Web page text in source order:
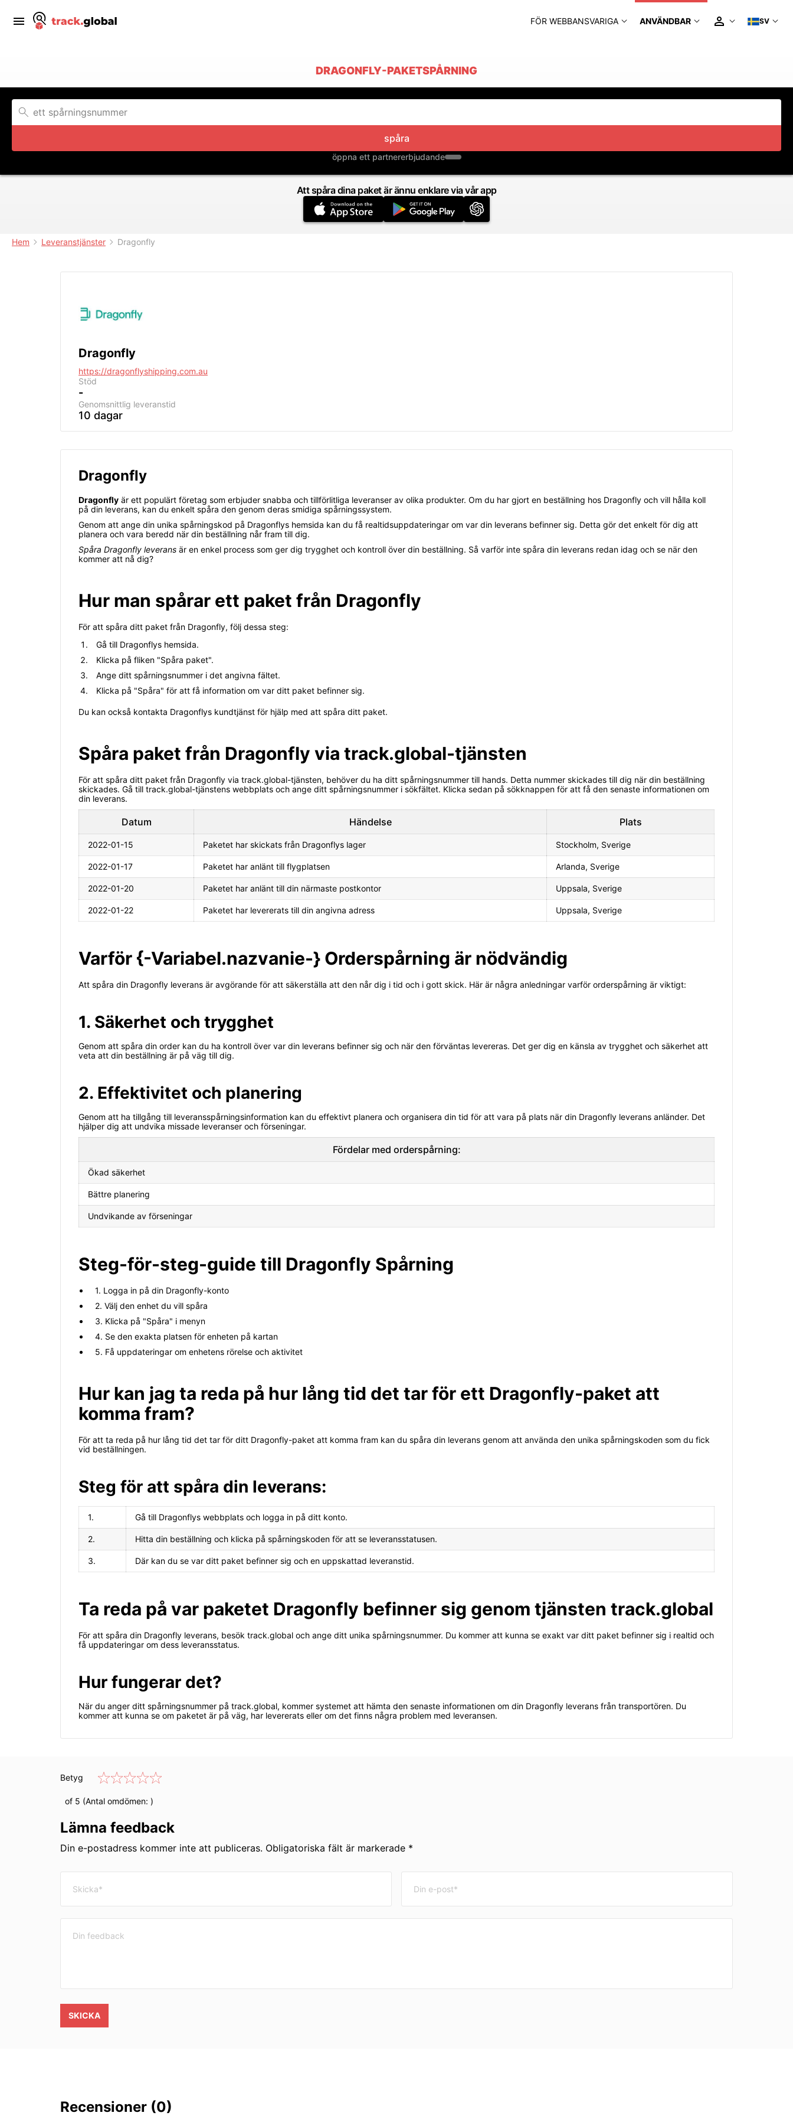
FÖR WEBBANSVARIGA ANVÄNDBAR SV
DRAGONFLY-PAKETSPÅRNING
spåra
öppna ett partnererbjudande
Att spåra dina paket är ännu enklare via vår app
Hem Leveranstjänster Dragonfly
Dragonfly
https://dragonflyshipping.com.au
Stöd
-
Genomsnittlig leveranstid
10 dagar
Dragonfly
Dragonfly är ett populärt företag som erbjuder snabba och tillförlitliga leveranser av olika produkter. Om du har gjort en beställning hos Dragonfly och vill hålla koll
på din leverans, kan du enkelt spåra den genom deras smidiga spårningssystem.
Genom att ange din unika spårningskod på Dragonflys hemsida kan du få realtidsuppdateringar om var din leverans befinner sig. Detta gör det enkelt för dig att
planera och vara beredd när din beställning når fram till dig.
Spåra Dragonfly leverans är en enkel process som ger dig trygghet och kontroll över din beställning. Så varför inte spåra din leverans redan idag och se när den
kommer att nå dig?
Hur man spårar ett paket från Dragonfly
För att spåra ditt paket från Dragonfly, följ dessa steg:
Gå till Dragonflys hemsida.
Klicka på fliken "Spåra paket".
Ange ditt spårningsnummer i det angivna fältet.
Klicka på "Spåra" för att få information om var ditt paket befinner sig.
Du kan också kontakta Dragonflys kundtjänst för hjälp med att spåra ditt paket.
Spåra paket från Dragonfly via track.global-tjänsten
För att spåra ditt paket från Dragonfly via track.global-tjänsten, behöver du ha ditt spårningsnummer till hands. Detta nummer skickades till dig när din beställning
skickades. Gå till track.global-tjänstens webbplats och ange ditt spårningsnummer i sökfältet. Klicka sedan på sökknappen för att få den senaste informationen om
din leverans.
Datum Händelse Plats
2022-01-15 Paketet har skickats från Dragonflys lager Stockholm, Sverige
2022-01-17 Paketet har anlänt till flygplatsen Arlanda, Sverige
2022-01-20 Paketet har anlänt till din närmaste postkontor Uppsala, Sverige
2022-01-22 Paketet har levererats till din angivna adress Uppsala, Sverige
Varför {-Variabel.nazvanie-} Orderspårning är nödvändig
Att spåra din Dragonfly leverans är avgörande för att säkerställa att den når dig i tid och i gott skick. Här är några anledningar varför orderspårning är viktigt:
1. Säkerhet och trygghet
Genom att spåra din order kan du ha kontroll över var din leverans befinner sig och när den förväntas levereras. Det ger dig en känsla av trygghet och säkerhet att
veta att din beställning är på väg till dig.
2. Effektivitet och planering
Genom att ha tillgång till leveransspårningsinformation kan du effektivt planera och organisera din tid för att vara på plats när din Dragonfly leverans anländer. Det
hjälper dig att undvika missade leveranser och förseningar.
Fördelar med orderspårning:
Ökad säkerhet
Bättre planering
Undvikande av förseningar
Steg-för-steg-guide till Dragonfly Spårning
1. Logga in på din Dragonfly-konto
2. Välj den enhet du vill spåra
3. Klicka på "Spåra" i menyn
4. Se den exakta platsen för enheten på kartan
5. Få uppdateringar om enhetens rörelse och aktivitet
Hur kan jag ta reda på hur lång tid det tar för ett Dragonfly-paket att
komma fram?
För att ta reda på hur lång tid det tar för ditt Dragonfly-paket att komma fram kan du spåra din leverans genom att använda den unika spårningskoden som du fick
vid beställningen.
Steg för att spåra din leverans:
1. Gå till Dragonflys webbplats och logga in på ditt konto.
2. Hitta din beställning och klicka på spårningskoden för att se leveransstatusen.
3. Där kan du se var ditt paket befinner sig och en uppskattad leveranstid.
Ta reda på var paketet Dragonfly befinner sig genom tjänsten track.global
För att spåra din Dragonfly leverans, besök track.global och ange ditt unika spårningsnummer. Du kommer att kunna se exakt var ditt paket befinner sig i realtid och
få uppdateringar om dess leveransstatus.
Hur fungerar det?
När du anger ditt spårningsnummer på track.global, kommer systemet att hämta den senaste informationen om din Dragonfly leverans från transportören. Du
kommer att kunna se om paketet är på väg, har levererats eller om det finns några problem med leveransen.
Betyg
of 5 (Antal omdömen: )
Lämna feedback
Din e-postadress kommer inte att publiceras. Obligatoriska fält är markerade *
SKICKA
Recensioner (0)